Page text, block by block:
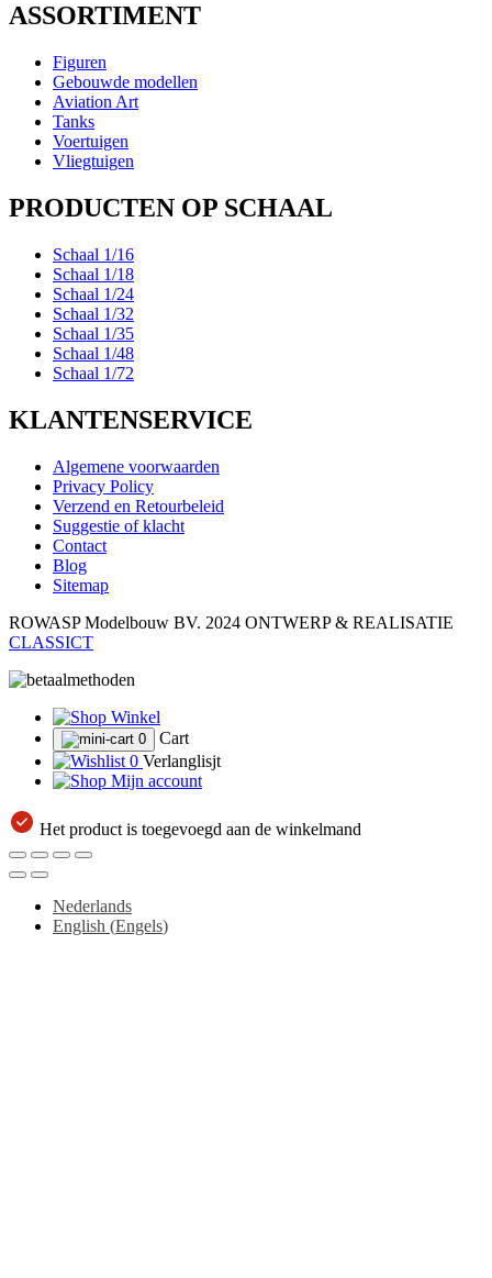
ASSORTIMENT
Figuren
Gebouwde modellen
Aviation Art
Tanks
Voertuigen
Vliegtuigen
PRODUCTEN OP SCHAAL
Schaal 1/16
Schaal 1/18
Schaal 1/24
Schaal 1/32
Schaal 1/35
Schaal 1/48
Schaal 1/72
KLANTENSERVICE
Algemene voorwaarden
Privacy Policy
Verzend en Retourbeleid
Suggestie of klacht
Contact
Blog
Sitemap
ROWASP Modelbouw BV. 2024 ONTWERP & REALISATIE
CLASSICT
Winkel
0
Cart
0 Verlanglisjt
Mijn account
Het product is toegevoegd aan de winkelmand
Nederlands
English (Engels)